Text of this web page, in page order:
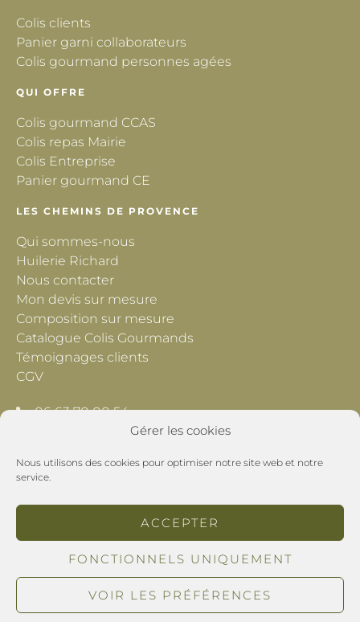
Gérer les cookies
Nous utilisons des cookies pour optimiser notre site web et notre
service.
ACCEPTER
FONCTIONNELS UNIQUEMENT
VOIR LES PRÉFÉRENCES
Colis clients
Panier garni collaborateurs
Colis gourmand personnes agées
QUI OFFRE
Colis gourmand CCAS
Colis repas Mairie
Colis Entreprise
Panier gourmand CE
LES CHEMINS DE PROVENCE
Qui sommes-nous
Huilerie Richard
Nous contacter
Mon devis sur mesure
Composition sur mesure
Catalogue Colis Gourmands
Témoignages clients
CGV
06 63 70 00 54
contact@lescheminsdeprovence.com
Les Chemins de Provence
26800 Montoison
POLITIQUE DE CONFIDENTIALITÉ